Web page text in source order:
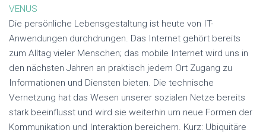
VENUS
Die persönliche Lebensgestaltung ist heute von IT-
Anwendungen durchdrungen. Das Internet gehört bereits
zum Alltag vieler Menschen; das mobile Internet wird uns in
den nächsten Jahren an praktisch jedem Ort Zugang zu
Informationen und Diensten bieten. Die technische
Vernetzung hat das Wesen unserer sozialen Netze bereits
stark beeinflusst und wird sie weiterhin um neue Formen der
Kommunikation und Interaktion bereichern. Kurz: Ubiquitäre